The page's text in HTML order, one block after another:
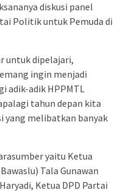
diskusi panel
Politik untuk Pemuda di
untuk dipelajari,
ingin menjadi
adik-adik HPPMTL
tahun depan kita
yang melibatkan banyak
yaitu Ketua
Tala Gunawan
Ketua DPD Partai